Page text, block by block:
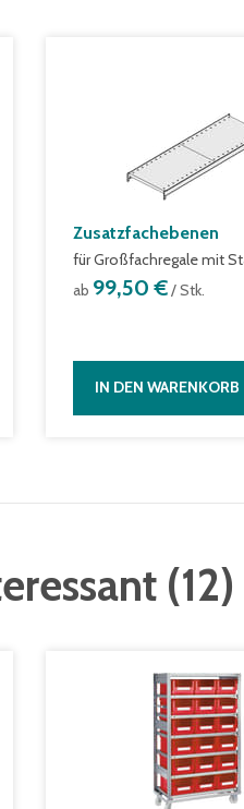
Zusatzfachebenen
für Großfachregale mit
ab 99,50 €/ Stk.
IN DEN WARENKORB
(12)